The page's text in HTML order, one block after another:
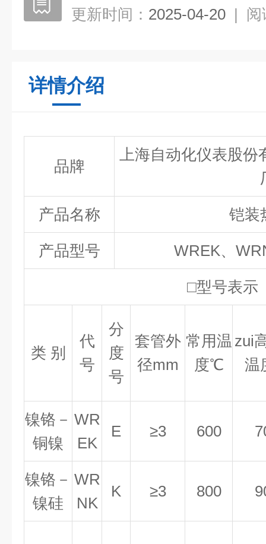
更新时间： 2025-04-20 | 阅
详情介绍
品牌
上海自动化仪表股份
产品名称 铠装
产品型号 WREK、
□型号表示
类 别
代
号
分
度
号
套管外
径mm
常用温
度℃
zui
温
镍铬－
铜镍
WR
EK
E ≥3 600
镍铬－
镍硅
WR
NK
K ≥3 800